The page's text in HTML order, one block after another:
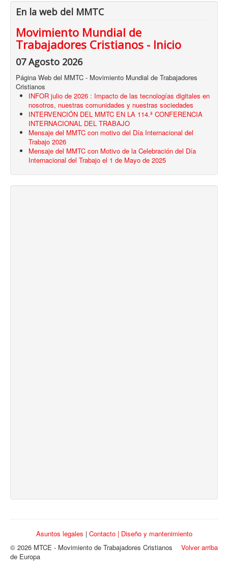
En la web del MMTC
Movimiento Mundial de
Trabajadores Cristianos - Inicio
07 Agosto 2026
Página Web del MMTC - Movimiento Mundial de Trabajadores
Cristianos
INFOR julio de 2026 : Impacto de las tecnologías digitales en
nosotros, nuestras comunidades y nuestras sociedades
INTERVENCIÓN DEL MMTC EN LA 114.ª CONFERENCIA
INTERNACIONAL DEL TRABAJO
Mensaje del MMTC con motivo del Día Internacional del
Trabajo 2026
Mensaje del MMTC con Motivo de la Celebración del Día
Internacional del Trabajo el 1 de Mayo de 2025
Asuntos legales | Contacto | Diseño y mantenimiento
Volver arriba
© 2026 MTCE - Movimiento de Trabajadores Cristianos
de Europa